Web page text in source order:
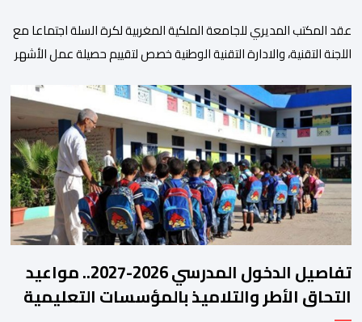
عقد المكتب المديري للجامعة الملكية المغربية لكرة السلة اجتماعا مع
اللجنة التقنية، والادارة التقنية الوطنية خصص لتقييم حصيلة عمل الأشهر
المنتخبات الوطنية خلال الفترة الأخيرة. وشهد الاجتماع تقديم عرض
مفصل حول مشاركة المنتخبين الوطنيين لأقل من 18 سنة، إناثا وذكورا،
من طرف اللجنة التقنية التي واكبت كل […]
تفاصيل الدخول المدرسي 2026-2027.. مواعيد
التحاق الأطر والتلاميذ بالمؤسسات التعليمية